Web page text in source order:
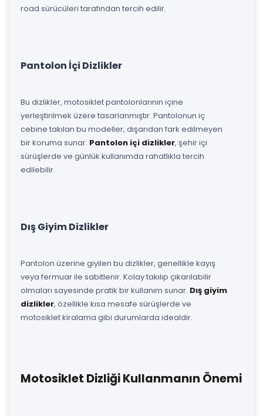
road sürücüleri tarafından tercih edilir.
Pantolon İçi Dizlikler
Bu dizlikler, motosiklet pantolonlarının içine
yerleştirilmek üzere tasarlanmıştır. Pantolonun iç
cebine takılan bu modeller, dışarıdan fark edilmeyen
bir koruma sunar. Pantolon içi dizlikler, şehir içi
sürüşlerde ve günlük kullanımda rahatlıkla tercih
edilebilir.
Dış Giyim Dizlikler
Pantolon üzerine giyilen bu dizlikler, genellikle kayış
veya fermuar ile sabitlenir. Kolay takılıp çıkarılabilir
olmaları sayesinde pratik bir kullanım sunar. Dış giyim
dizlikler, özellikle kısa mesafe sürüşlerde ve
motosiklet kiralama gibi durumlarda idealdir.
Motosiklet Dizliği Kullanmanın Önemi